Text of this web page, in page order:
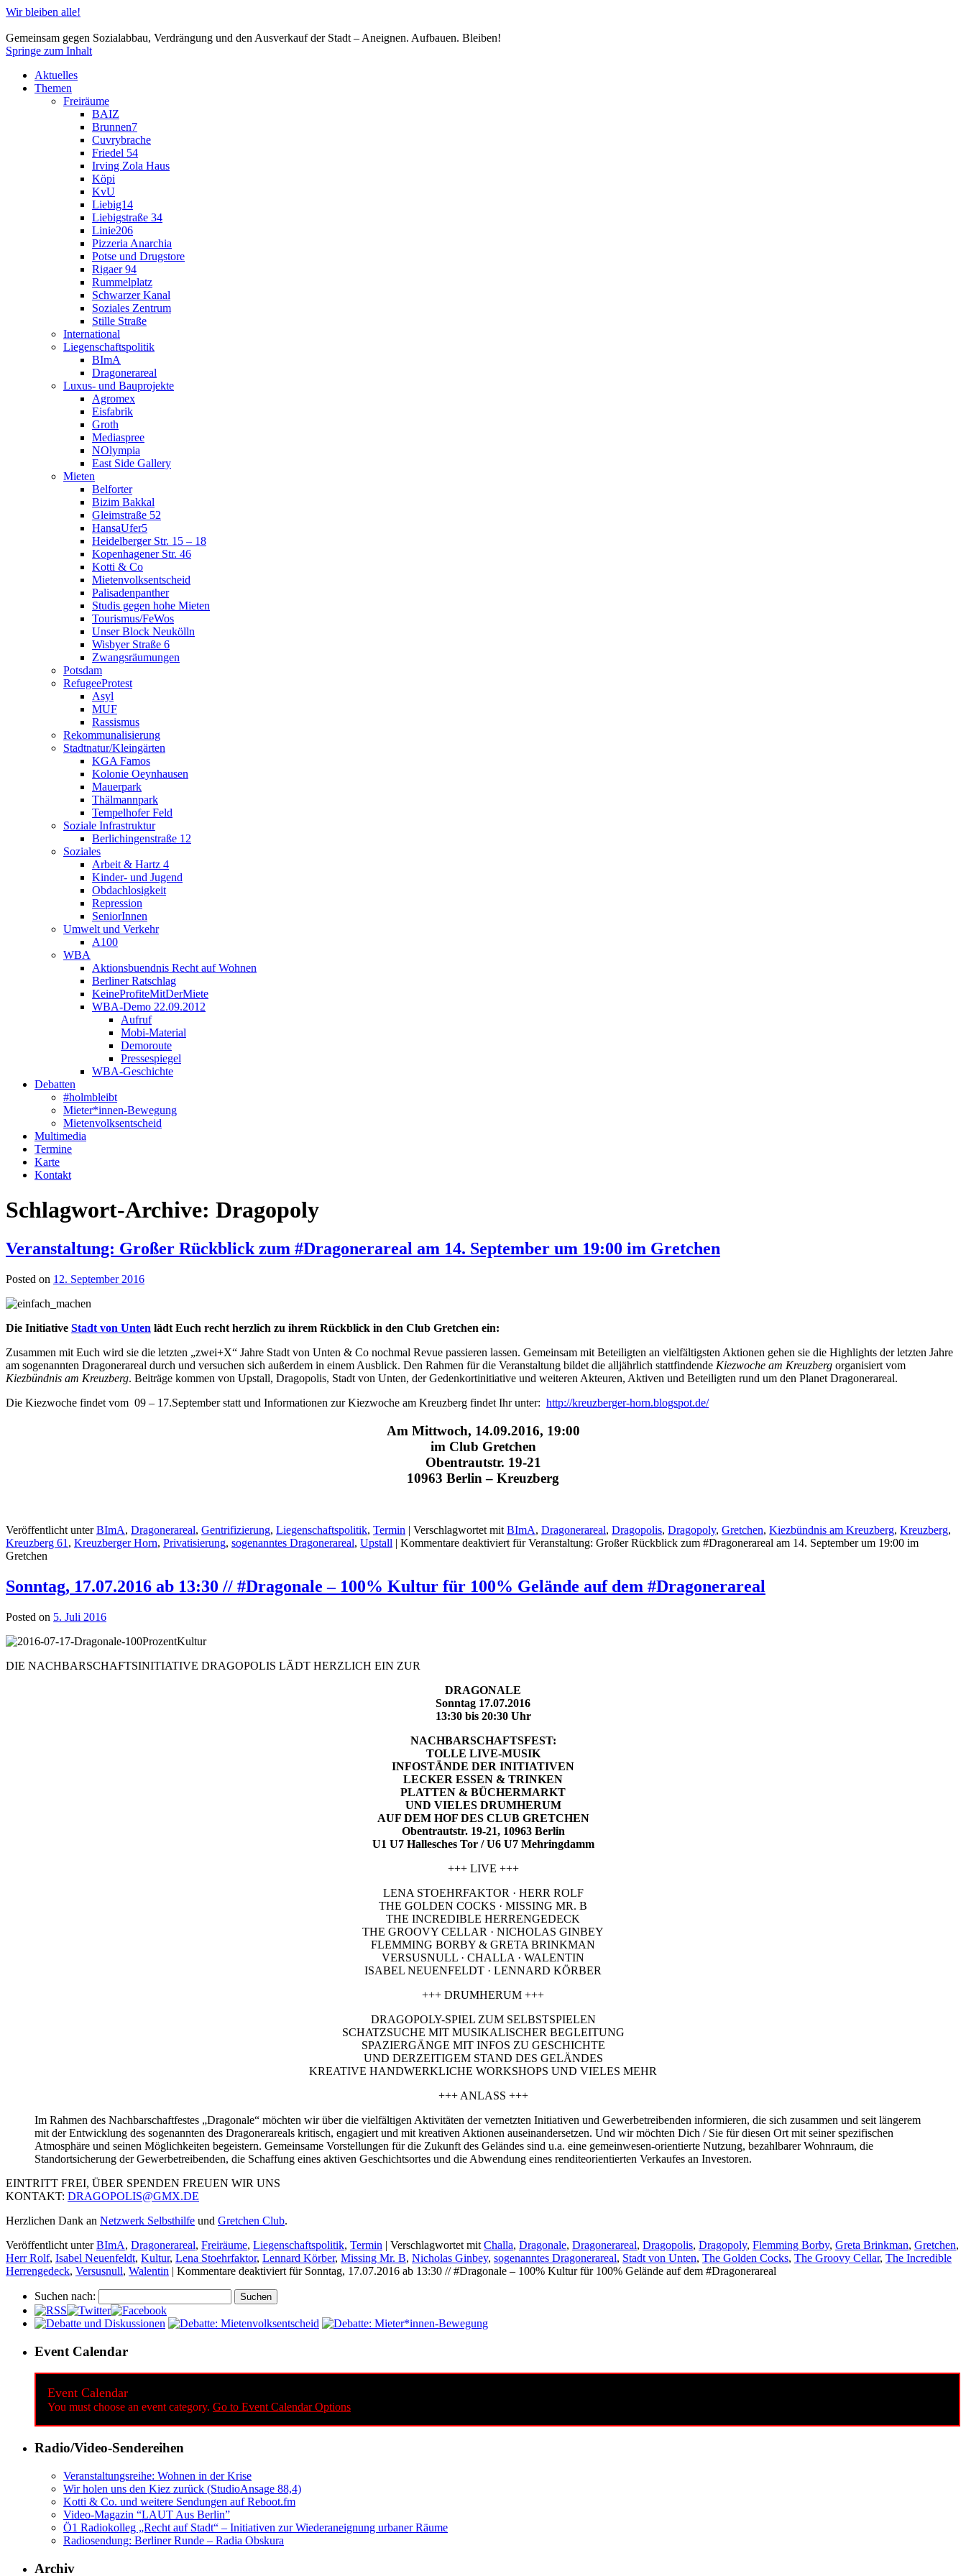
Wir bleiben alle!
Gemeinsam gegen Sozialabbau, Verdrängung und den Ausverkauf der Stadt – Aneignen. Aufbauen. Bleiben!
Springe zum Inhalt
Aktuelles
Themen
Freiräume
BAIZ
Brunnen7
Cuvrybrache
Friedel 54
Irving Zola Haus
Köpi
KvU
Liebig14
Liebigstraße 34
Linie206
Pizzeria Anarchia
Potse und Drugstore
Rigaer 94
Rummelplatz
Schwarzer Kanal
Soziales Zentrum
Stille Straße
International
Liegenschaftspolitik
BImA
Dragonerareal
Luxus- und Bauprojekte
Agromex
Eisfabrik
Groth
Mediaspree
NOlympia
East Side Gallery
Mieten
Belforter
Bizim Bakkal
Gleimstraße 52
HansaUfer5
Heidelberger Str. 15 – 18
Kopenhagener Str. 46
Kotti & Co
Mietenvolksentscheid
Palisadenpanther
Studis gegen hohe Mieten
Tourismus/FeWos
Unser Block Neukölln
Wisbyer Straße 6
Zwangsräumungen
Potsdam
RefugeeProtest
Asyl
MUF
Rassismus
Rekommunalisierung
Stadtnatur/Kleingärten
KGA Famos
Kolonie Oeynhausen
Mauerpark
Thälmannpark
Tempelhofer Feld
Soziale Infrastruktur
Berlichingenstraße 12
Soziales
Arbeit & Hartz 4
Kinder- und Jugend
Obdachlosigkeit
Repression
SeniorInnen
Umwelt und Verkehr
A100
WBA
Aktionsbuendnis Recht auf Wohnen
Berliner Ratschlag
KeineProfiteMitDerMiete
WBA-Demo 22.09.2012
Aufruf
Mobi-Material
Demoroute
Pressespiegel
WBA-Geschichte
Debatten
#holmbleibt
Mieter*innen-Bewegung
Mietenvolksentscheid
Multimedia
Termine
Karte
Kontakt
Schlagwort-Archive: Dragopoly
Veranstaltung: Großer Rückblick zum #Dragonerareal am 14. September um 19:00 im Gretchen
Posted on 12. September 2016
Die Initiative Stadt von Unten lädt Euch recht herzlich zu ihrem Rückblick in den Club Gretchen ein:
Zusammen mit Euch wird sie die letzten „zwei+X“ Jahre Stadt von Unten & Co nochmal Revue passieren lassen. Gemeinsam mit Beteiligten an vielfältigsten Aktionen gehen sie die Highlights der letzten Jahre
am sogenannten Dragonerareal durch und versuchen sich außerdem in einem Ausblick. Den Rahmen für die Veranstaltung bildet die alljährlich stattfindende Kiezwoche am Kreuzberg organisiert vom
Kiezbündnis am Kreuzberg. Beiträge kommen von Upstall, Dragopolis, Stadt von Unten, der Gedenkortinitiative und weiteren Akteuren, Aktiven und Beteiligten rund um den Planet Dragonerareal.
Die Kiezwoche findet vom 09 – 17.September statt und Informationen zur Kiezwoche am Kreuzberg findet Ihr unter: http://kreuzberger-horn.blogspot.de/
Am Mittwoch, 14.09.2016, 19:00
im Club Gretchen
Obentrautstr. 19-21
10963 Berlin – Kreuzberg
Veröffentlicht unter BImA, Dragonerareal, Gentrifizierung, Liegenschaftspolitik, Termin | Verschlagwortet mit BImA, Dragonerareal, Dragopolis, Dragopoly, Gretchen, Kiezbündnis am Kreuzberg, Kreuzberg,
Kreuzberg 61 , Kreuzberger Horn, Privatisierung, sogenanntes Dragonerareal, Upstall | Kommentare deaktiviert für Veranstaltung: Großer Rückblick zum #Dragonerareal am 14. September um 19:00 im
Gretchen
Sonntag, 17.07.2016 ab 13:30 // #Dragonale – 100% Kultur für 100% Gelände auf dem #Dragonerareal
Posted on 5. Juli 2016
DIE NACHBARSCHAFTSINITIATIVE DRAGOPOLIS LÄDT HERZLICH EIN ZUR
DRAGONALE
Sonntag 17.07.2016
13:30 bis 20:30 Uhr
NACHBARSCHAFTSFEST:
TOLLE LIVE-MUSIK
INFOSTÄNDE DER INITIATIVEN
LECKER ESSEN & TRINKEN
PLATTEN & BÜCHERMARKT
UND VIELES DRUMHERUM
AUF DEM HOF DES CLUB GRETCHEN
Obentrautstr. 19-21, 10963 Berlin
U1 U7 Hallesches Tor / U6 U7 Mehringdamm
+++ LIVE +++
LENA STOEHRFAKTOR · HERR ROLF
THE GOLDEN COCKS · MISSING MR. B
THE INCREDIBLE HERRENGEDECK
THE GROOVY CELLAR · NICHOLAS GINBEY
FLEMMING BORBY & GRETA BRINKMAN
VERSUSNULL · CHALLA · WALENTIN
ISABEL NEUENFELDT · LENNARD KÖRBER
+++ DRUMHERUM +++
DRAGOPOLY-SPIEL ZUM SELBSTSPIELEN
SCHATZSUCHE MIT MUSIKALISCHER BEGLEITUNG
SPAZIERGÄNGE MIT INFOS ZU GESCHICHTE
UND DERZEITIGEM STAND DES GELÄNDES
KREATIVE HANDWERKLICHE WORKSHOPS UND VIELES MEHR
+++ ANLASS +++
Im Rahmen des Nachbarschaftfestes „Dragonale“ möchten wir über die vielfältigen Aktivitäten der vernetzten Initiativen und Gewerbetreibenden informieren, die sich zusammen und seit längerem
mit der Entwicklung des sogenannten des Dragonerareals kritisch, engagiert und mit kreativen Aktionen auseinandersetzen. Und wir möchten Dich / Sie für diesen Ort mit seiner spezifischen
Atmosphäre und seinen Möglichkeiten begeistern. Gemeinsame Vorstellungen für die Zukunft des Geländes sind u.a. eine gemeinwesen-orientierte Nutzung, bezahlbarer Wohnraum, die
Standortsicherung der Gewerbetreibenden, die Schaffung eines aktiven Geschichtsortes und die Abwendung eines renditeorientierten Verkaufes an Investoren.
EINTRITT FREI, ÜBER SPENDEN FREUEN WIR UNS
KONTAKT: DRAGOPOLIS@GMX.DE
Herzlichen Dank an Netzwerk Selbsthilfe und Gretchen Club.
Veröffentlicht unter BImA, Dragonerareal, Freiräume, Liegenschaftspolitik, Termin | Verschlagwortet mit Challa, Dragonale, Dragonerareal, Dragopolis, Dragopoly, Flemming Borby, Greta Brinkman, Gretchen,
Herr Rolf, Isabel Neuenfeldt, Kultur, Lena Stoehrfaktor, Lennard Körber, Missing Mr. B, Nicholas Ginbey, sogenanntes Dragonerareal, Stadt von Unten, The Golden Cocks, The Groovy Cellar, The Incredible
Herrengedeck, Versusnull, Walentin | Kommentare deaktiviert für Sonntag, 17.07.2016 ab 13:30 // #Dragonale – 100% Kultur für 100% Gelände auf dem #Dragonerareal
Suchen nach:
Event Calendar
Event Calendar
You must choose an event category. Go to Event Calendar Options
Radio/Video-Sendereihen
Veranstaltungsreihe: Wohnen in der Krise
Wir holen uns den Kiez zurück (StudioAnsage 88,4)
Kotti & Co. und weitere Sendungen auf Reboot.fm
Video-Magazin “LAUT Aus Berlin”
Ö1 Radiokolleg „Recht auf Stadt“ – Initiativen zur Wiederaneignung urbaner Räume
Radiosendung: Berliner Runde – Radia Obskura
Archiv